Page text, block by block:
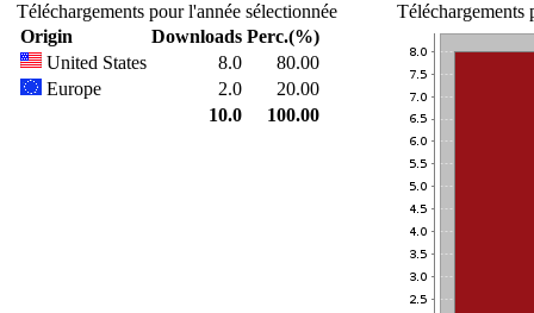
Téléchargements pour l'année sélectionnée
Origin
Downloads Perc.(%)
United States
8.0
80.00
Europe
2.0
20.00
10.0
100.00
Téléchargements